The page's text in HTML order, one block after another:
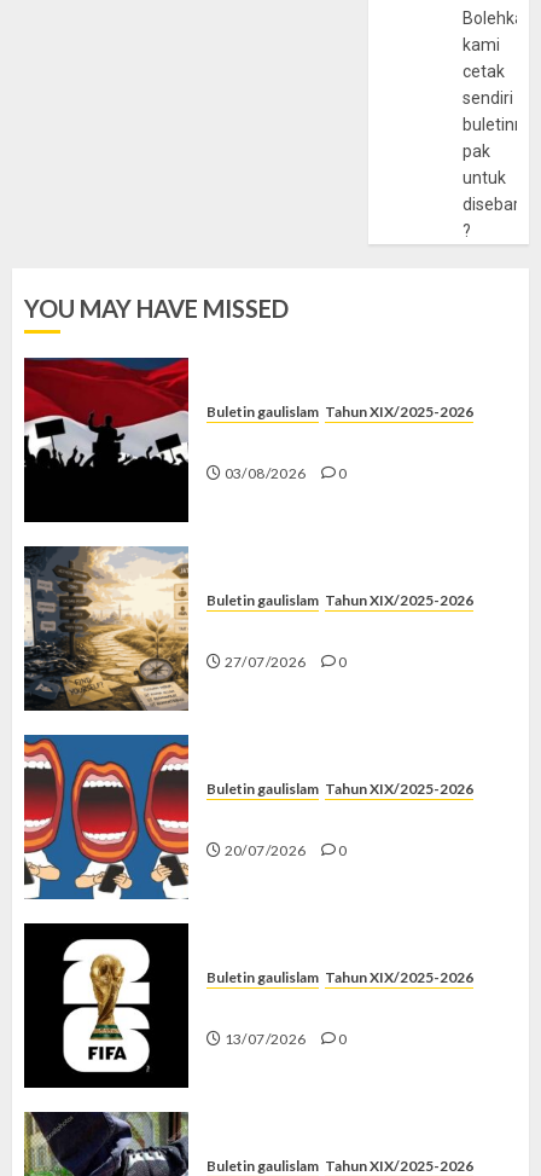
Bolehkah
kami
cetak
sendiri
pak
untuk
?
YOU MAY HAVE MISSED
Buletin gaulislam Tahun XIX/2025-2026
03/08/2026 0
Buletin gaulislam Tahun XIX/2025-2026
27/07/2026 0
Buletin gaulislam Tahun XIX/2025-2026
20/07/2026 0
Buletin gaulislam Tahun XIX/2025-2026
13/07/2026 0
Buletin gaulislam Tahun XIX/2025-2026